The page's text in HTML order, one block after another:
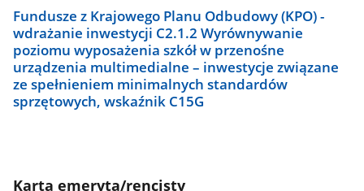
Fundusze z Krajowego Planu Odbudowy (KPO) -
wdrażanie inwestycji C2.1.2 Wyrównywanie
poziomu wyposażenia szkół w przenośne
urządzenia multimedialne – inwestycje związane
ze spełnieniem minimalnych standardów
sprzętowych, wskaźnik C15G
Karta emeryta/rencisty